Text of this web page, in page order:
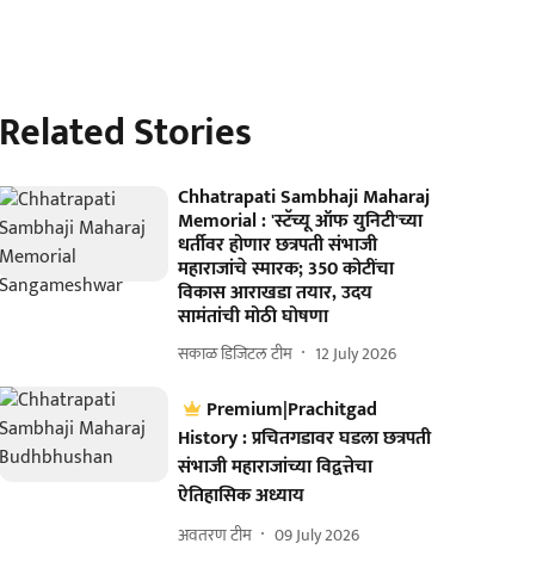
Related Stories
Chhatrapati Sambhaji Maharaj
Memorial : 'स्टॅच्यू ऑफ युनिटी'च्या
धर्तीवर होणार छत्रपती संभाजी
महाराजांचे स्मारक; 350 कोटींचा
विकास आराखडा तयार, उदय
सामंतांची मोठी घोषणा
सकाळ डिजिटल टीम 12 July 2026
Premium|Prachitgad
History : प्रचितगडावर घडला छत्रपती
संभाजी महाराजांच्या विद्वत्तेचा
ऐतिहासिक अध्याय
अवतरण टीम 09 July 2026